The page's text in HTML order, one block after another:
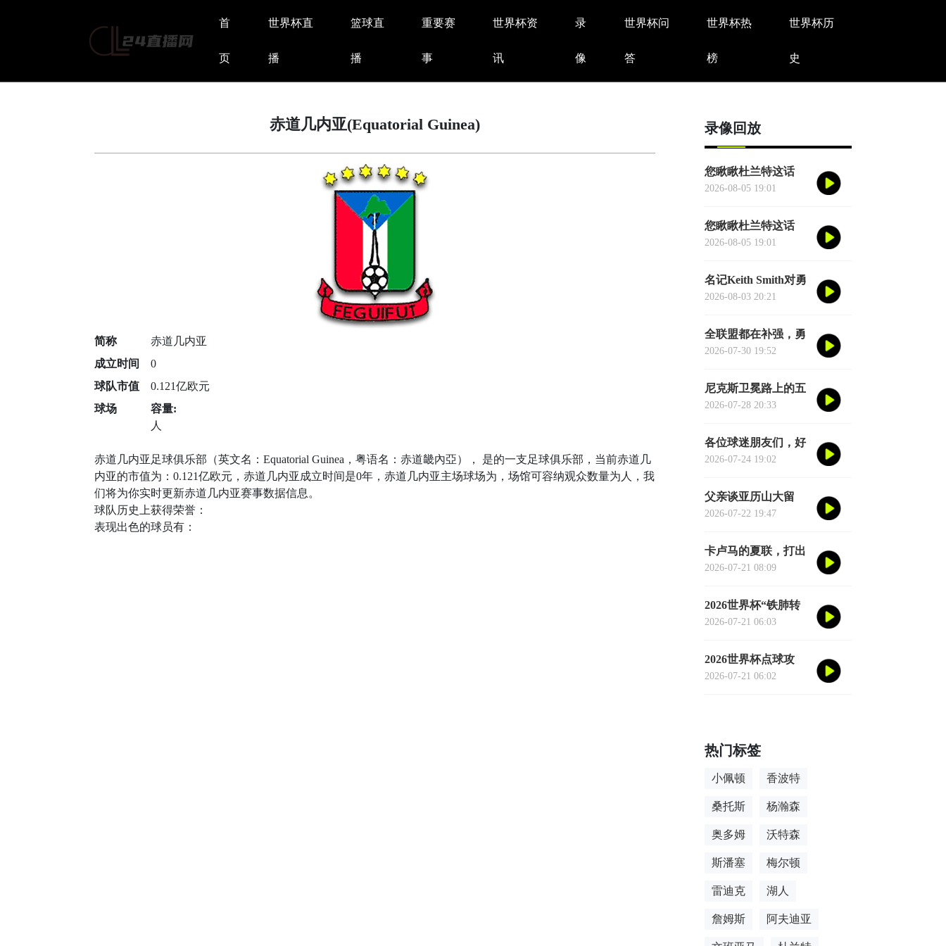
首
页
世界杯直
播
篮球直
播
重要赛
事
世界杯资
讯
录
像
世界杯问
答
世界杯热
榜
世界杯历
史
赤道几内亚(Equatorial Guinea)
简称
赤道几内亚
成立时间
0
球队市值
0.121亿欧元
球场
容量:
人
赤道几内亚足球俱乐部（英文名：Equatorial Guinea，粤语名：赤道畿內亞）， 是的一支足球俱乐部，当前赤道几
内亚的市值为：0.121亿欧元，赤道几内亚成立时间是0年，赤道几内亚主场球场为，场馆可容纳观众数量为人，我
们将为你实时更新赤道几内亚赛事数据信息。
球队历史上获得荣誉：
表现出色的球员有：
录像回放
您瞅瞅杜兰特这话
——"76人比宇宙勇
虚或者脑子进水了，
我给您掰开了揉碎了
2026-08-05 19:01
您瞅瞅杜兰特这话
——"76人比宇宙勇
虚或者脑子进水了，
我给您掰开了揉碎了
2026-08-05 19:01
名记Keith Smith对勇
士11号秀伦德博格的
准。他说伦德博格是
夏联最耀眼的球员之
2026-08-03 20:21
全联盟都在补强，勇
士却在“等”——等库
2026-07-30 19:52
尼克斯卫冕路上的五
大拦路虎：雷马领
2026-07-28 20:33
各位球迷朋友们，好
消息来了！湖人核心
2026中国行「紫金之
旅」正式定档今年8
2026-07-24 19:02
父亲谈亚历山大留
队：东西没坏就别
诱惑走
2026-07-22 19:47
卡卢马的夏联，打出
了“不给合同说不过
2026-07-21 08:09
2026世界杯“铁肺转
场”手册：单场票玩
则
2026-07-21 06:03
2026世界杯点球攻
防：基于手套湿度变
2026-07-21 06:02
热门标签
小佩顿 香波特
桑托斯 杨瀚森
奥多姆 沃特森
斯潘塞 梅尔顿
雷迪克 湖人
詹姆斯 阿夫迪亚